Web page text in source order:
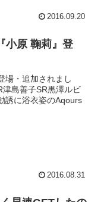
2016.09.20
小原 鞠莉』登
場・追加されまし
津島善子SR黒澤ルビ
誘に浴衣姿のAqours
2016.08.31